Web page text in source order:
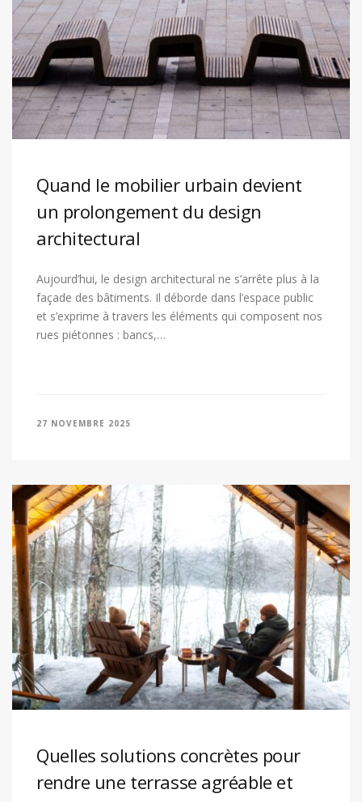
Quand le mobilier urbain devient
un prolongement du design
architectural
Aujourd’hui, le design architectural ne s’arrête plus à la
façade des bâtiments. Il déborde dans l’espace public
et s’exprime à travers les éléments qui composent nos
rues piétonnes : bancs,…
27 NOVEMBRE 2025
Quelles solutions concrètes pour
rendre une terrasse agréable et